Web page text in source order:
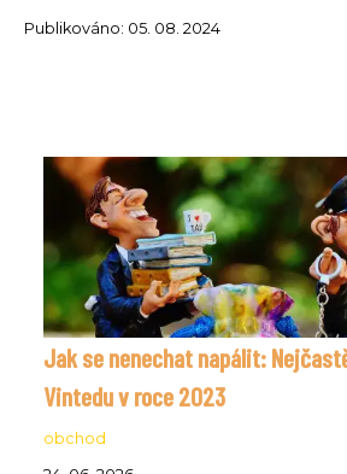
Publikováno: 05. 08. 2024
Jak se nenechat napálit:
Vintedu v roce 2023
obchod